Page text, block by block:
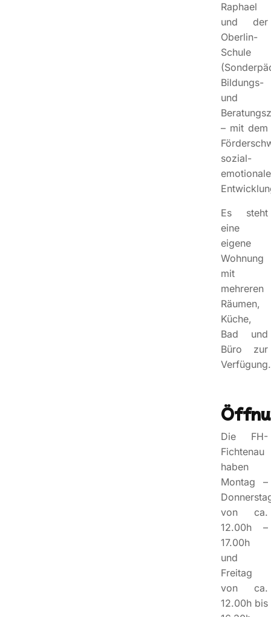
Raphael
und der
Oberlin-
Schule
Bildungs-
und
– mit dem
sozial-
emotionale
Es steht
eine
eigene
Wohnung
mit
mehreren
Räumen,
Küche,
Bad und
Büro zur
Verfügung.
Die FH-
Fichtenau
haben
Montag –
von ca.
12.00h –
17.00h
und
Freitag
von ca.
12.00h bis